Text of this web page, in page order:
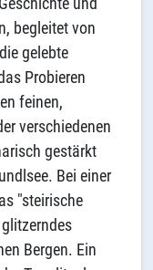
begleitet von
gelebte
Probieren
feinen,
verschiedenen
gestärkt
Bei einer
"steirische
Bergen. Ein